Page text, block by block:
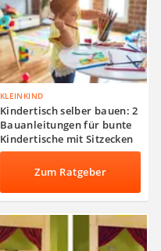
KLEINKIND
Kindertisch selber bauen: 2
Bauanleitungen für bunte
Kindertische mit Sitzecken
Zum Ratgeber